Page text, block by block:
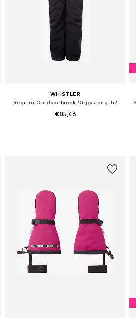
WHISTLER
Regular Outdoor broek 'Gippslang Jr.'
€85,46